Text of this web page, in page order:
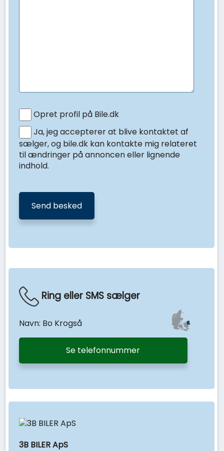
Opret profil på Bile.dk
Ja, jeg accepterer at blive kontaktet af
sælger, og bile.dk kan kontakte mig relateret
til ændringer på annoncen eller lignende
indhold.
Ring eller SMS sælger
Navn: Bo Krogså
Se telefonnummer
3B BILER ApS